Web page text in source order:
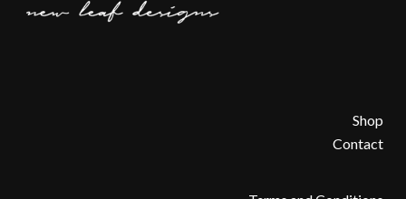
Shop
Contact